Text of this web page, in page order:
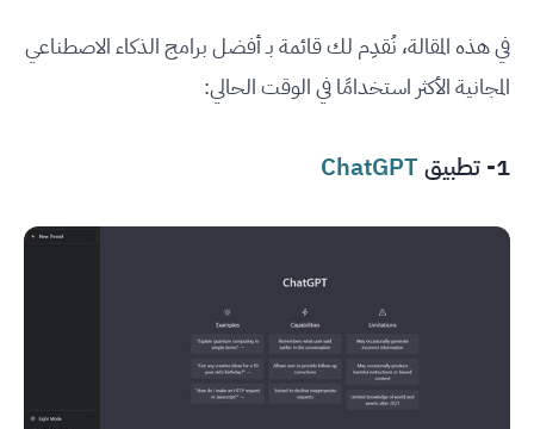
في هذه المقالة، نُقدِم لك قائمة بـ أفضل برامج الذكاء الاصطناعي
المجانية الأكثر استخدامًا في الوقت الحالي:
1- تطبيق ChatGPT